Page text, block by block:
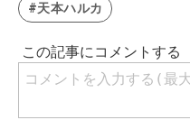
#天本ハルカ